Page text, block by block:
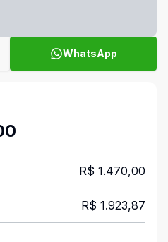
WhatsApp
R$ 1.470,00
R$ 1.923,87